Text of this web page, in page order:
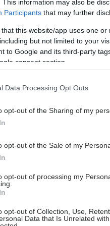
This information may also be
Participants that may further
that this website/app uses one
but not limited to your
to Google and its third-party
consent section.
Data Processing Opt Outs
opt-out of the Sharing of my
opt-out of the Sale of my
opt-out of processing my
opt-out of Collection, Use,
Data that Is Unrelated
ελέγχου και 197
ανέλυσε τις
κατά του RSV σε 46 άτομα
άτομα μετά από
νεφρική νόσο (CKD).
για τον RSV πριν από τον
λοιμώξεων, αναφέρουν
τα επίπεδα αυτών των
όπως και ο αριθμός των
νεφρών